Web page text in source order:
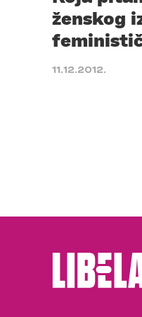
ženskog
11.12.2012.